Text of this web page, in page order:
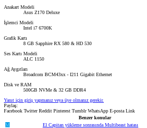
Anakart Modeli
Asus Z170 Deluxe
İşlemci Modeli
Intel i7 6700K
Grafik Kartı
8 GB Sapphire RX 580 & HD 530
Ses Kartı Modeli
ALC 1150
Ağ Aygıtları
Broadcom BCM43xx - I211 Gigabit Ethernet
Disk ve RAM
500GB NVMe & 32 GB DDR4
Yanıt için giriş yapmanız veya üye olmanız gerekir.
Paylaş:
Facebook Twitter Reddit Pinterest Tumblr WhatsApp E-posta Link
Benzer konular
M
El Capitan yükleme sonrasında Multibeast hatası